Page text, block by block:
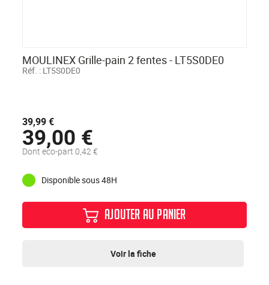
MOULINEX Grille-pain 2 fentes - LT5S0DE0
Réf. : LT5S0DE0
39,99 €
39,00 €
Dont eco-part 0,42 €
Disponible sous 48H
AJOUTER AU PANIER
Voir la fiche